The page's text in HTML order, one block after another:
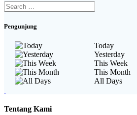
Search
for:
Pengunjung
Today
Yesterday
This Week
This Month
All Days
Tentang Kami